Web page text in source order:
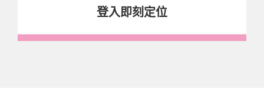
登入即刻定位